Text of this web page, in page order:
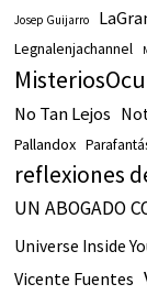
Josep Guijarro
Legnalenjachannel
No Tan Lejos
Pallandox
reflexiones
UN ABOGADO
Universe Inside
Vicente Fuentes